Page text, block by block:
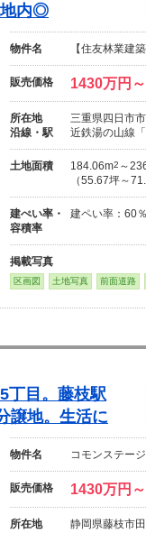
地内◎
物件名 【住友林業建
販売価格 1430万円
所在地
三重県四日市
沿線・駅
近鉄湯の山線
土地面積 184.06m2 ～
（55.67坪～
建ぺい率・
容積率
建ペい率：60
掲載写真
区画図 土地写真 前面道路
丁目。藤枝駅
譲地。生活に
物件名 コモンステー
販売価格 1430万円
所在地
静岡県藤枝市